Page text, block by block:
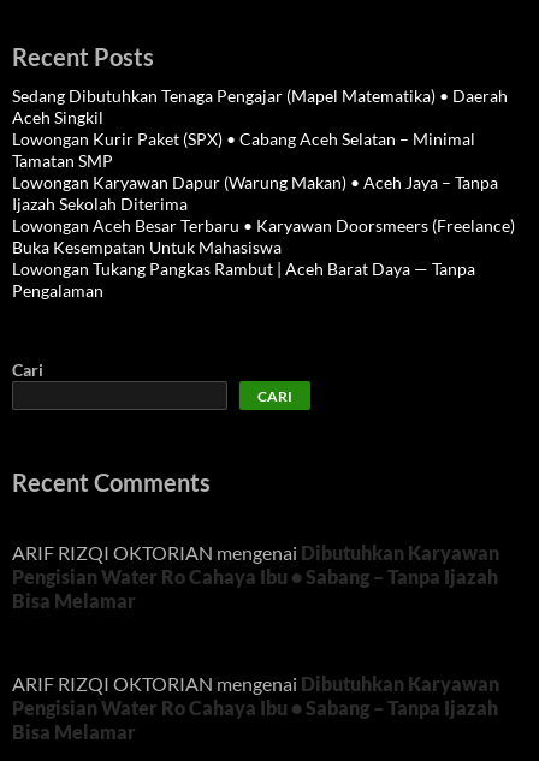
Recent Posts
Sedang Dibutuhkan Tenaga Pengajar (Mapel Matematika) • Daerah
Aceh Singkil
Lowongan Kurir Paket (SPX) • Cabang Aceh Selatan – Minimal
Tamatan SMP
Lowongan Karyawan Dapur (Warung Makan) • Aceh Jaya – Tanpa
Ijazah Sekolah Diterima
Lowongan Aceh Besar Terbaru • Karyawan Doorsmeers (Freelance)
Buka Kesempatan Untuk Mahasiswa
Lowongan Tukang Pangkas Rambut | Aceh Barat Daya — Tanpa
Pengalaman
Cari
CARI
Recent Comments
ARIF RIZQI OKTORIAN mengenai Dibutuhkan Karyawan
Pengisian Water Ro Cahaya Ibu • Sabang – Tanpa Ijazah
Bisa Melamar
ARIF RIZQI OKTORIAN mengenai Dibutuhkan Karyawan
Pengisian Water Ro Cahaya Ibu • Sabang – Tanpa Ijazah
Bisa Melamar